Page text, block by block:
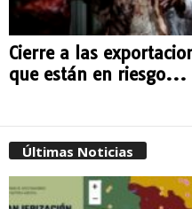
Cierre a las
que están en riesgo...
Últimas Noticias